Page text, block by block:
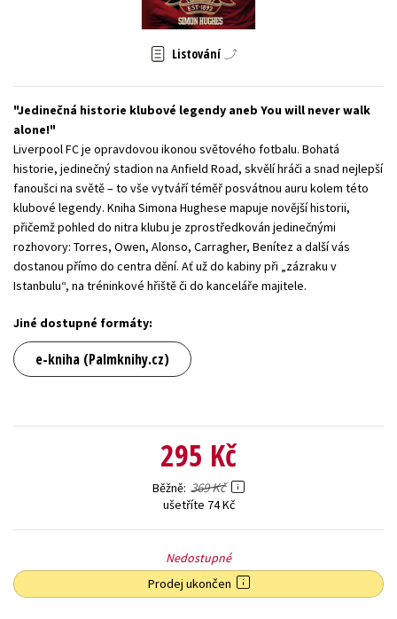
Zahraniční literatura
Všechny tituly
Listování
Jedinečná historie klubové legendy aneb You will never walk
alone!
Liverpool FC je opravdovou ikonou světového fotbalu. Bohatá
historie, jedinečný stadion na Anfield Road, skvělí hráči a snad nejlepší
fanoušci na světě – to vše vytváří téměř posvátnou auru kolem této
klubové legendy. Kniha Simona Hughese mapuje novější historii,
přičemž pohled do nitra klubu je zprostředkován jedinečnými
rozhovory: Torres, Owen, Alonso, Carragher, Benítez a další vás
dostanou přímo do centra dění. Ať už do kabiny při „zázraku v
Istanbulu“, na tréninkové hřiště či do kanceláře majitele.
Jiné dostupné formáty:
e-kniha (Palmknihy.cz)
295 Kč
Běžně 369 Kč
ušetříte 74 Kč
Nedostupné
Prodej ukončen